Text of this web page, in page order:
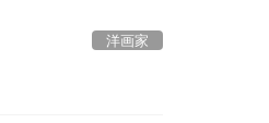
洋画家